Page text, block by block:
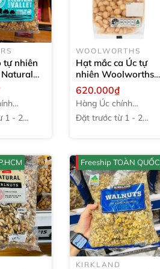
tự nhiên
1 - 2
WOOLWORTHS
Hạt mắc ca Úc tự
nhiên Woolworths
Macadamias Kernels
Raw400g
620.000₫
Hàng Úc chính
hãng
Đặt trước từ 1 - 2
Freeship TOÀN QUỐC
KIRKLAND